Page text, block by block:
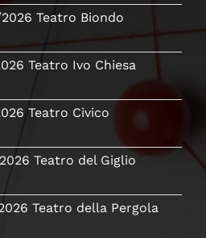
Teatro Biondo
Teatro Ivo Chiesa
Teatro Civico
Teatro del Giglio
Teatro della Pergola